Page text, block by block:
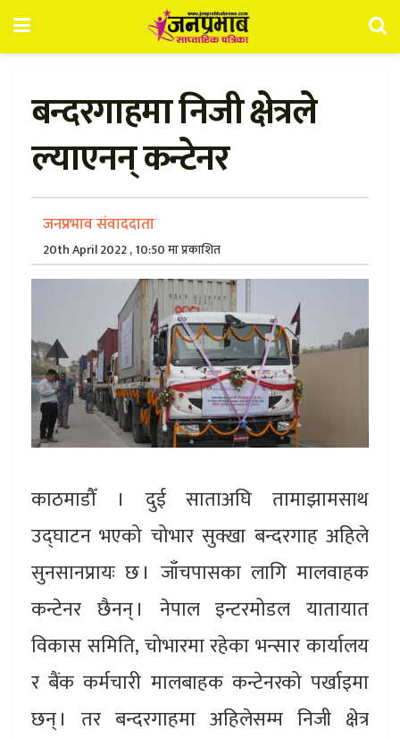
बन्दरगाहमा निजी क्षेत्रले
ल्याएनन् कन्टेनर
जनप्रभाव संवाददाता
20th April 2022 , 10:50 मा प्रकाशित
काठमाडौँ । दुई साताअघि तामाझामसाथ
उद्घाटन भएको चोभार सुक्खा बन्दरगाह अहिले
सुनसानप्रायः छ । जाँचपासका लागि मालवाहक
कन्टेनर छैनन् । नेपाल इन्टरमोडल यातायात
विकास समिति, चोभारमा रहेका भन्सार कार्यालय
र बैंक कर्मचारी मालबाहक कन्टेनरको पर्खाइमा
छन् । तर बन्दरगाहमा अहिलेसम्म निजी क्षेत्र